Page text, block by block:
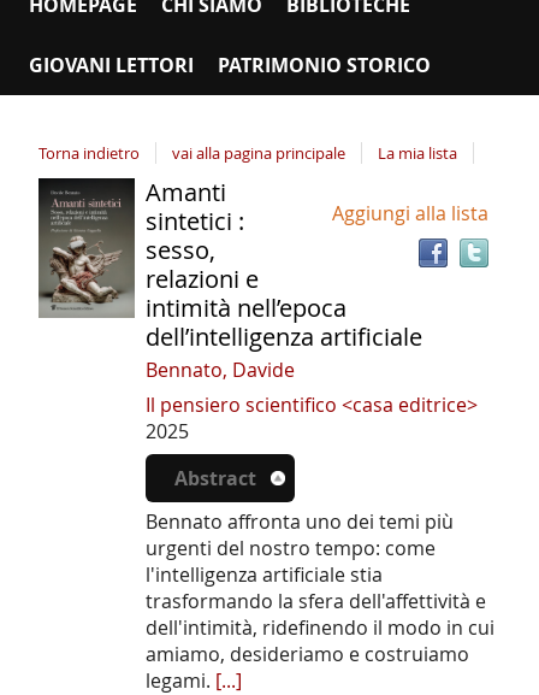
GIOVANI LETTORI PATRIMONIO STORICO
Torna indietro vai alla pagina principale La mia lista
Dettaglio
del
documento
Aggiungi alla lista
Amanti
sintetici :
sesso,
relazioni e
intimità nell’epoca
dell’intelligenza artificiale
Bennato, Davide
Il pensiero scientifico <casa editrice>
2025
Abstract
Bennato affronta uno dei temi più
urgenti del nostro tempo: come
l'intelligenza artificiale stia
trasformando la sfera dell'affettività e
dell'intimità, ridefinendo il modo in cui
amiamo, desideriamo e costruiamo
legami. [...]